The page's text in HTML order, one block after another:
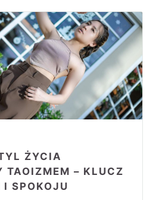
ŻYCIA
TAOIZMEM – KLUCZ
I SPOKOJU